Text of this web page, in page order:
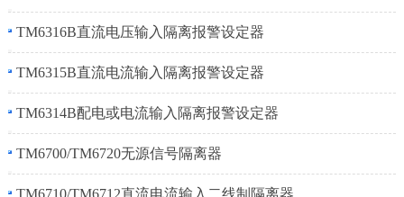
TM6316B直流电压输入隔离报警设定器
TM6315B直流电流输入隔离报警设定器
TM6314B配电或电流输入隔离报警设定器
TM6700/TM6720无源信号隔离器
TM6710/TM6712直流电流输入二线制隔离器